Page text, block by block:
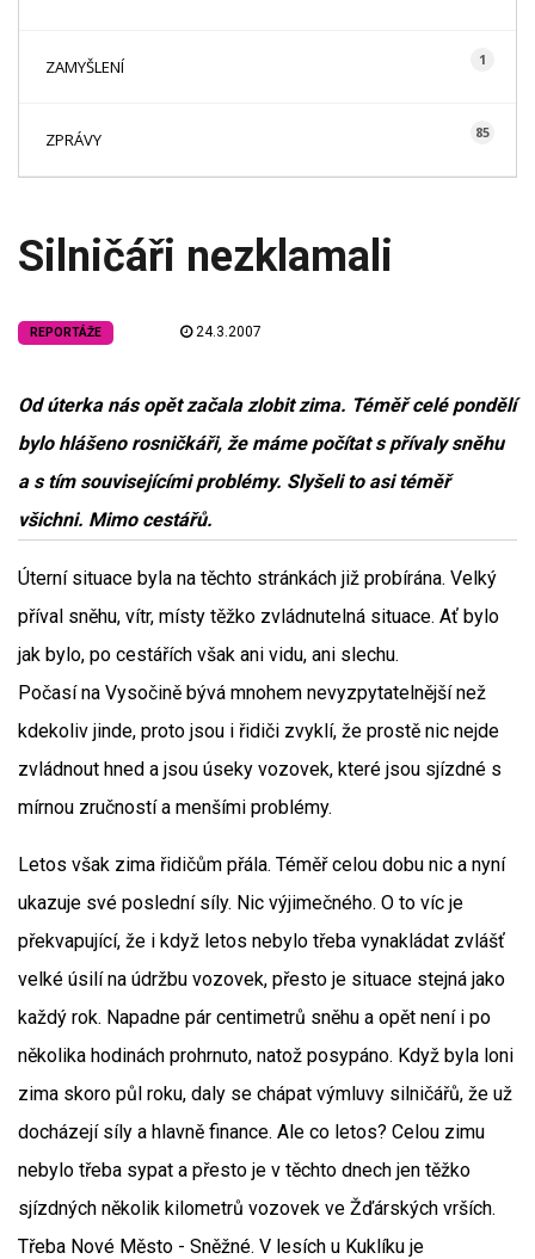
ZAMYŠLENÍ 1
ZPRÁVY 85
Silničáři nezklamali
REPORTÁŽE 24.3.2007
Od úterka nás opět začala zlobit zima. Téměř celé pondělí
bylo hlášeno rosničkáři, že máme počítat s přívaly sněhu
a s tím souvisejícími problémy. Slyšeli to asi téměř
všichni. Mimo cestářů.
Úterní situace byla na těchto stránkách již probírána. Velký
příval sněhu, vítr, místy těžko zvládnutelná situace. Ať bylo
jak bylo, po cestářích však ani vidu, ani slechu.
Počasí na Vysočině bývá mnohem nevyzpytatelnější než
kdekoliv jinde, proto jsou i řidiči zvyklí, že prostě nic nejde
zvládnout hned a jsou úseky vozovek, které jsou sjízdné s
mírnou zručností a menšími problémy.
Letos však zima řidičům přála. Téměř celou dobu nic a nyní
ukazuje své poslední síly. Nic výjimečného. O to víc je
překvapující, že i když letos nebylo třeba vynakládat zvlášť
velké úsilí na údržbu vozovek, přesto je situace stejná jako
každý rok. Napadne pár centimetrů sněhu a opět není i po
několika hodinách prohrnuto, natož posypáno. Když byla loni
zima skoro půl roku, daly se chápat výmluvy silničářů, že už
docházejí síly a hlavně finance. Ale co letos? Celou zimu
nebylo třeba sypat a přesto je v těchto dnech jen těžko
sjízdných několik kilometrů vozovek ve Žďárských vrších.
Třeba Nové Město - Sněžné. V lesích u Kuklíku je